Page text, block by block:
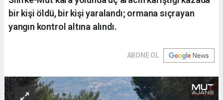
bir kişi öldü, bir kişi yaralandı; ormana sıçrayan
yangın kontrol altına alındı.
ABONE OL